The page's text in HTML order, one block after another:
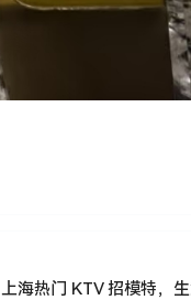
上海热门 KTV 招模特，